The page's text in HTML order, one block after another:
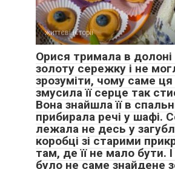
життєві історії
Орися тримала в
золоту сережку і не
зрозуміти, чому саме
змусила її серце так
Вона знайшла її в
прибирала речі у шафі.
лежала не десь у
коробці зі старими
там, де її не мало бути.
було не саме знайдене